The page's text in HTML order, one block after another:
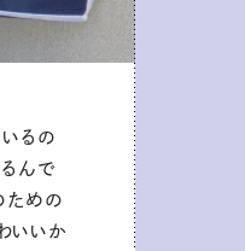
るの
んで
ための
いいか